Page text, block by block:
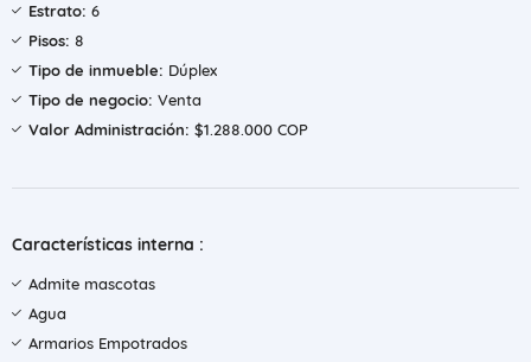
Estrato: 6
Pisos: 8
Tipo de inmueble: Dúplex
Tipo de negocio: Venta
Valor Administración: $1.288.000 COP
Características interna :
Admite mascotas
Agua
Armarios Empotrados